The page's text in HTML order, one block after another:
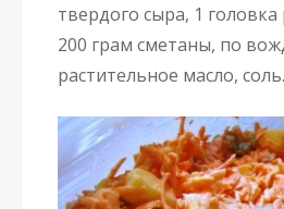
твердого сыра, 1 головка
200 грам сметаны, по
растительное масло, соль.